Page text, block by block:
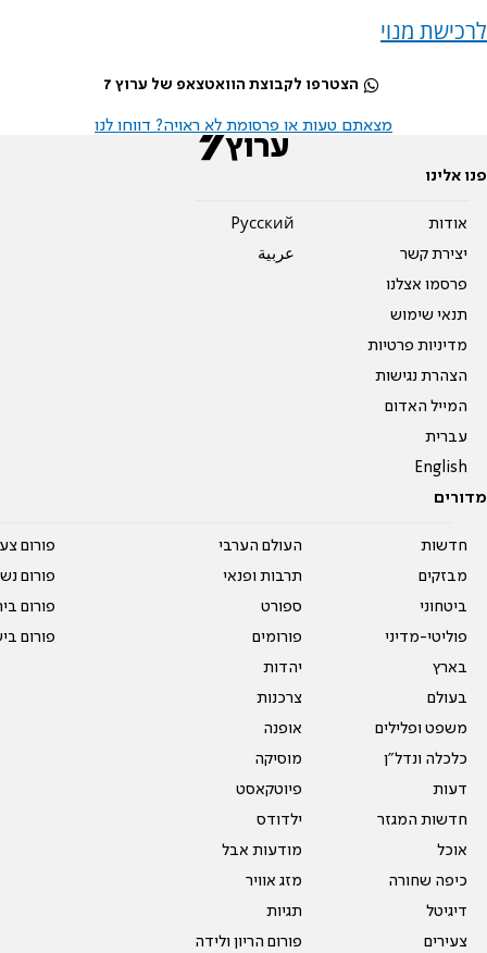
לרכישת מנוי
הצטרפו לקבוצת הוואטצאפ של ערוץ 7
מצאתם טעות או פרסומת לא ראויה? דווחו לנו
פנו אלינו
אודות
יצירת קשר
פרסמו אצלנו
תנאי שימוש
מדיניות פרטיות
הצהרת נגישות
המייל האדום
עברית
English
Pусский
عربية
מדורים
חדשות
מבזקים
ביטחוני
פוליטי-מדיני
בארץ
בעולם
משפט ופלילים
כלכלה ונדל"ן
דעות
חדשות המגזר
אוכל
כיפה שחורה
דיגיטל
צעירים
העולם הערבי
תרבות ופנאי
ספורט
פורומים
יהדות
צרכנות
אופנה
מוסיקה
פיוטקאסט
ילדודס
מודעות אבל
מזג אוויר
תגיות
פורום הריון ולידה
פורום
פורום
פורום
פורום